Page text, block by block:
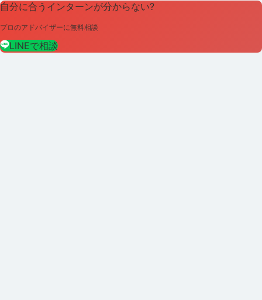
自分に合うインターンが分からない?
プロのアドバイザーに無料相談
LINEで相談